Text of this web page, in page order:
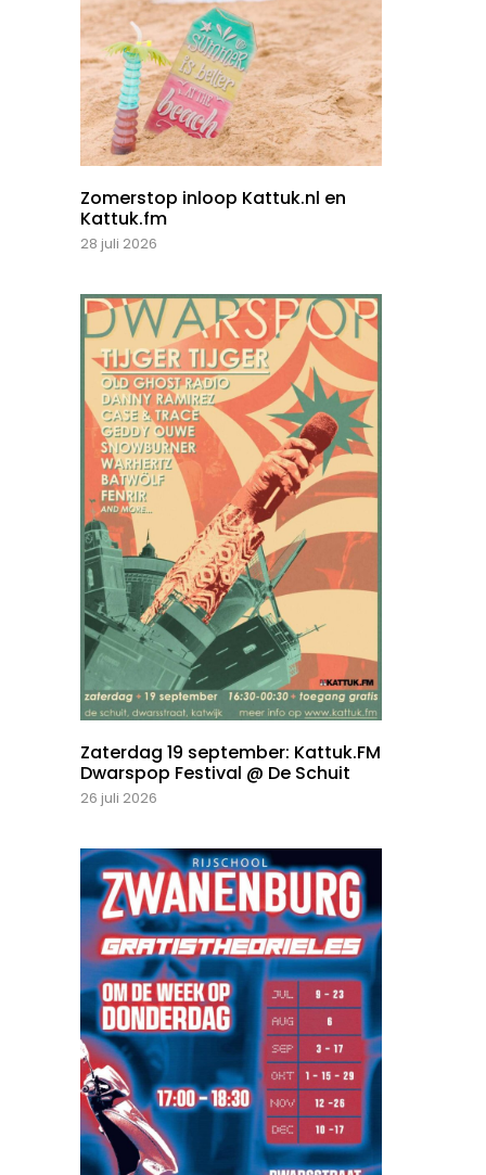
Zomerstop inloop Kattuk.nl en
Kattuk.fm
28 juli 2026
Zaterdag 19 september: Kattuk.FM
Dwarspop Festival @ De Schuit
26 juli 2026